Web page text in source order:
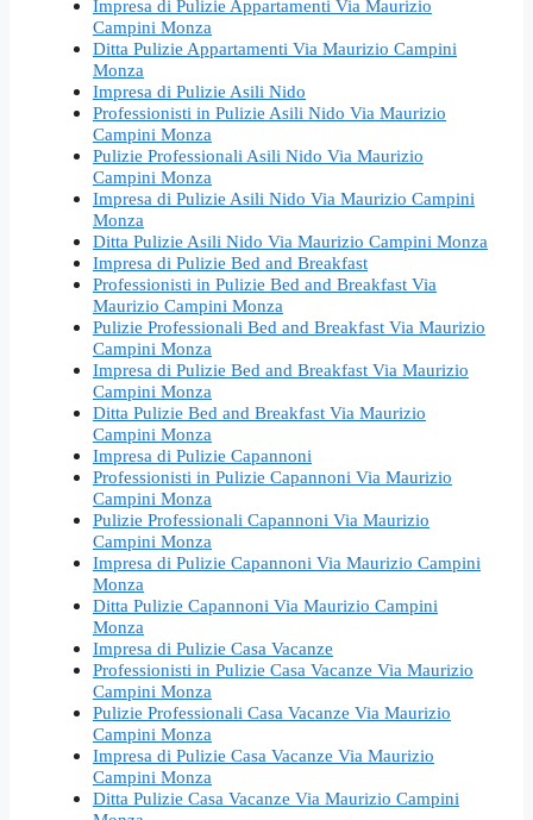
Impresa di Pulizie Appartamenti Via Maurizio
Campini Monza
Ditta Pulizie Appartamenti Via Maurizio Campini
Monza
Impresa di Pulizie Asili Nido
Professionisti in Pulizie Asili Nido Via Maurizio
Campini Monza
Pulizie Professionali Asili Nido Via Maurizio
Campini Monza
Impresa di Pulizie Asili Nido Via Maurizio Campini
Monza
Ditta Pulizie Asili Nido Via Maurizio Campini Monza
Impresa di Pulizie Bed and Breakfast
Professionisti in Pulizie Bed and Breakfast Via
Maurizio Campini Monza
Pulizie Professionali Bed and Breakfast Via Maurizio
Campini Monza
Impresa di Pulizie Bed and Breakfast Via Maurizio
Campini Monza
Ditta Pulizie Bed and Breakfast Via Maurizio
Campini Monza
Impresa di Pulizie Capannoni
Professionisti in Pulizie Capannoni Via Maurizio
Campini Monza
Pulizie Professionali Capannoni Via Maurizio
Campini Monza
Impresa di Pulizie Capannoni Via Maurizio Campini
Monza
Ditta Pulizie Capannoni Via Maurizio Campini
Monza
Impresa di Pulizie Casa Vacanze
Professionisti in Pulizie Casa Vacanze Via Maurizio
Campini Monza
Pulizie Professionali Casa Vacanze Via Maurizio
Campini Monza
Impresa di Pulizie Casa Vacanze Via Maurizio
Campini Monza
Ditta Pulizie Casa Vacanze Via Maurizio Campini